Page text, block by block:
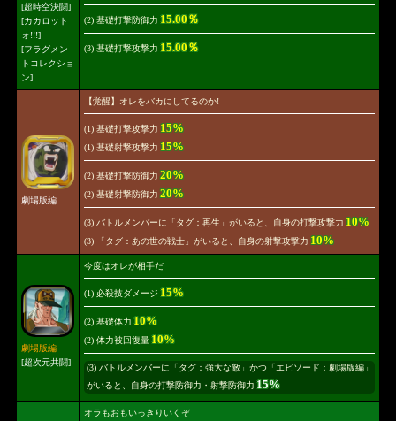
[超時空決闘]
[カカロット
ォ!!!]
[フラグメン
トコレクショ
ン]
(2) 基礎打撃防御力 15.00％
(3) 基礎打撃攻撃力 15.00％
劇場版編
【覚醒】オレをバカにしてるのか!
(1) 基礎打撃攻撃力 15%
(1) 基礎射撃攻撃力 15%
(2) 基礎打撃防御力 20%
(2) 基礎射撃防御力 20%
(3) バトルメンバーに「タグ：再生」がいると、自身の打撃攻撃力 10%
(3) 「タグ：あの世の戦士」がいると、自身の射撃攻撃力 10%
劇場版編
[超次元共闘]
今度はオレが相手だ
(1) 必殺技ダメージ 15%
(2) 基礎体力 10%
(2) 体力被回復量10%
(3) バトルメンバーに「タグ：強大な敵」かつ「エピソード：劇場版編」
がいると、自身の打撃防御力・射撃防御力 15%
オラもおもいっきりいくぞ